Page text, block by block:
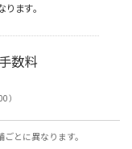
ます。
数料
）
とに異なります。